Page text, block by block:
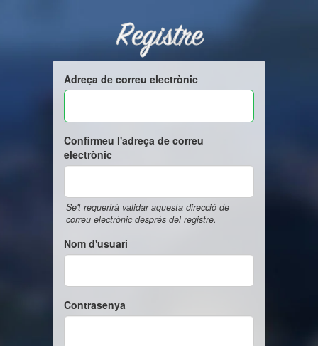
Registre
Adreça de correu electrònic
Confirmeu l'adreça de correu
electrònic
Se't requerirà validar aquesta direcció de
correu electrònic després del registre.
Nom d'usuari
Contrasenya